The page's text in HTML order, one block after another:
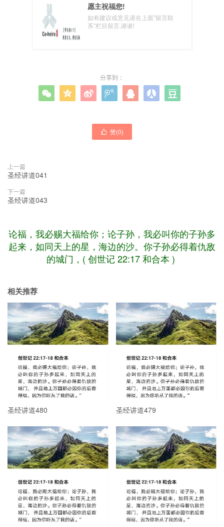
愿主祝福您!
如有建议或意见请在上面"留言联
系"栏目留言,谢谢!
分享到：
      
 赞(0)
上一篇
圣经讲道041
下一篇
圣经讲道043
论福，我必赐大福给你；论子孙，我必叫你的子孙多
起来，如同天上的星，海边的沙。你子孙必得着仇敌
的城门，( 创世记 22:17 和合本 )
相关推荐
圣经讲道480 圣经讲道479